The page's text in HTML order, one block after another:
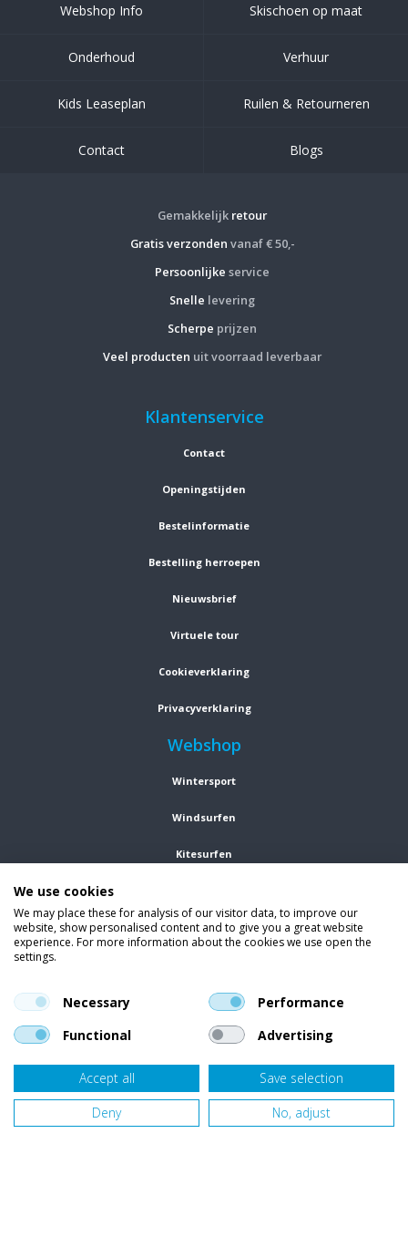
Webshop Info Skischoen op maat
Onderhoud Verhuur
Kids Leaseplan Ruilen & Retourneren
Contact Blogs
Gemakkelijk retour
Gratis verzonden vanaf € 50,-
Persoonlijke service
Snelle levering
Scherpe prijzen
Veel producten uit voorraad leverbaar
Klantenservice
Contact
Openingstijden
Bestelinformatie
Bestelling herroepen
Nieuwsbrief
Virtuele tour
Cookieverklaring
Privacyverklaring
Webshop
Wintersport
Windsurfen
Kitesurfen
Kleding
Vind ons op social media
En blijf op de hoogte van trends, aanbiedingen en kortingsacties.
Onze klanten beoordelen Van Bellen Wind & Snowgemiddeld met een
op basis van455beoordelingen.
We use cookies
We may place these for analysis of our visitor data, to improve our
website, show personalised content and to give you a great website
experience. For more information about the cookies we use open the
settings.
Necessary
Performance
Functional
Advertising
Accept all
Save selection
Deny
No, adjust